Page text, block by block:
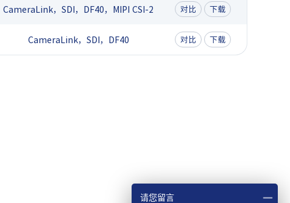
CameraLink，SDI，DF40，MIPI CSI-2 对比 下载
CameraLink，SDI，DF40 对比 下载
请您留言